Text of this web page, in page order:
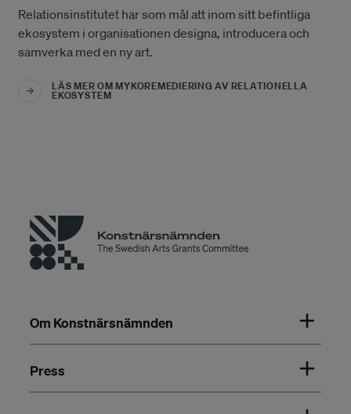
Relationsinstitutet har som mål att inom sitt befintliga
ekosystem i organisationen designa, introducera och
samverka med en ny art.
LÄS MER OM MYKOREMEDIERING AV RELATIONELLA
EKOSYSTEM
Om Konstnärsnämnden
Press